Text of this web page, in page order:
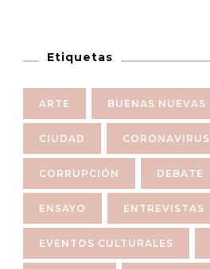
Etiquetas
ARTE BUENAS NUEVAS
CIUDAD CORONAVIRUS
CORRUPCIÓN DEBATE
ENSAYO ENTREVISTAS
EVENTOS CULTURALES